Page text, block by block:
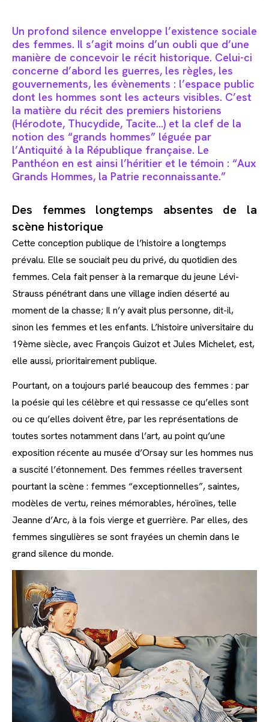
Un profond silence enveloppe l’existence sociale
des femmes. Il s’agit moins d’un oubli que d’une
manière de concevoir le récit historique. Celui-ci
concerne d’abord les guerres, les règles, les
gouvernements, les évènements : l’espace public
dont les hommes sont les acteurs visibles. C’est
la matière du récit des premiers historiens
(Hérodote, Thucydide, Tacite…) et la clef de la
notion des “grands hommes” léguée par
l’Antiquité à la République française. Le
Panthéon en est ainsi l’héritier et le témoin : “Aux
Grands Hommes, la Patrie reconnaissante.”
Des femmes longtemps absentes de la
scène historique
Cette conception publique de l’histoire a longtemps
prévalu. Elle se souciait peu du privé, du quotidien des
femmes. Cela fait penser à la remarque du jeune Lévi-
Strauss pénétrant dans une village indien déserté au
moment de la chasse; Il n’y avait plus personne, dit-il,
sinon les femmes et les enfants. L’histoire universitaire du
19ème siècle, avec François Guizot et Jules Michelet, est,
elle aussi, prioritairement publique.
Pourtant, on a toujours parlé beaucoup des femmes : par
la poésie qui les célèbre et qui ressasse ce qu’elles sont
ou ce qu’elles doivent être, par les représentations de
toutes sortes notamment dans l’art, au point qu’une
exposition récente au musée d’Orsay sur les hommes nus
a suscité l’étonnement. Des femmes réelles traversent
pourtant la scène : femmes “exceptionnelles”, saintes,
modèles de vertu, reines mémorables, héroïnes, telle
Jeanne d’Arc, à la fois vierge et guerrière. Par elles, des
femmes singulières se sont frayées un chemin dans le
grand silence du monde.